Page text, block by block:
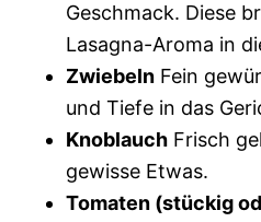
Geschmack. Diese
Lasagna-Aroma in
Zwiebeln Fein
und Tiefe in das
Knoblauch Frisch
gewisse Etwas.
Tomaten (stückig